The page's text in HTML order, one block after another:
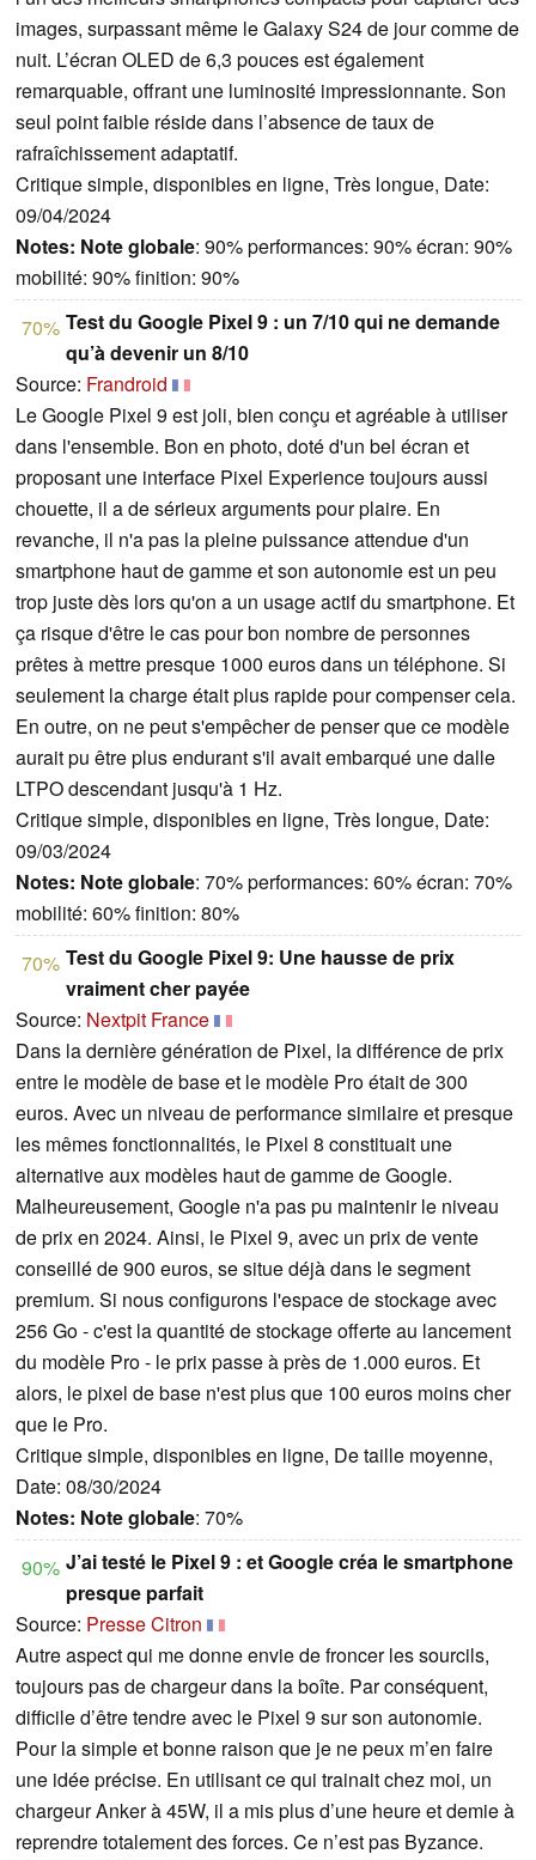
images, surpassant même le Galaxy S24 de jour comme de
nuit. L’écran OLED de 6,3 pouces est également
remarquable, offrant une luminosité impressionnante. Son
seul point faible réside dans l’absence de taux de
rafraîchissement adaptatif.
Critique simple, disponibles en ligne, Très longue, Date:
09/04/2024
Notes: Note globale: 90% performances: 90% écran: 90%
mobilité: 90% finition: 90%
70% Test du Google Pixel 9 : un 7/10 qui ne demande
qu’à devenir un 8/10
Source: Frandroid
Le Google Pixel 9 est joli, bien conçu et agréable à utiliser
dans l'ensemble. Bon en photo, doté d'un bel écran et
proposant une interface Pixel Experience toujours aussi
chouette, il a de sérieux arguments pour plaire. En
revanche, il n'a pas la pleine puissance attendue d'un
smartphone haut de gamme et son autonomie est un peu
trop juste dès lors qu'on a un usage actif du smartphone. Et
ça risque d'être le cas pour bon nombre de personnes
prêtes à mettre presque 1000 euros dans un téléphone. Si
seulement la charge était plus rapide pour compenser cela.
En outre, on ne peut s'empêcher de penser que ce modèle
aurait pu être plus endurant s'il avait embarqué une dalle
LTPO descendant jusqu'à 1 Hz.
Critique simple, disponibles en ligne, Très longue, Date:
09/03/2024
Notes: Note globale: 70% performances: 60% écran: 70%
mobilité: 60% finition: 80%
70% Test du Google Pixel 9: Une hausse de prix
vraiment cher payée
Source: Nextpit France
Dans la dernière génération de Pixel, la différence de prix
entre le modèle de base et le modèle Pro était de 300
euros. Avec un niveau de performance similaire et presque
les mêmes fonctionnalités, le Pixel 8 constituait une
alternative aux modèles haut de gamme de Google.
Malheureusement, Google n'a pas pu maintenir le niveau
de prix en 2024. Ainsi, le Pixel 9, avec un prix de vente
conseillé de 900 euros, se situe déjà dans le segment
premium. Si nous configurons l'espace de stockage avec
256 Go - c'est la quantité de stockage offerte au lancement
du modèle Pro - le prix passe à près de 1.000 euros. Et
alors, le pixel de base n'est plus que 100 euros moins cher
que le Pro.
Critique simple, disponibles en ligne, De taille moyenne,
Date: 08/30/2024
Notes: Note globale: 70%
90% J’ai testé le Pixel 9 : et Google créa le smartphone
presque parfait
Source: Presse Citron
Autre aspect qui me donne envie de froncer les sourcils,
toujours pas de chargeur dans la boîte. Par conséquent,
difficile d’être tendre avec le Pixel 9 sur son autonomie.
Pour la simple et bonne raison que je ne peux m’en faire
une idée précise. En utilisant ce qui trainait chez moi, un
chargeur Anker à 45W, il a mis plus d’une heure et demie à
reprendre totalement des forces. Ce n’est pas Byzance.